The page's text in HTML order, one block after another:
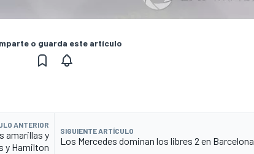
o guarda este artículo
ANTERIOR
amarillas y
y Hamilton
SIGUIENTE ARTÍCULO
Los Mercedes dominan los libres 2 en Barcelona